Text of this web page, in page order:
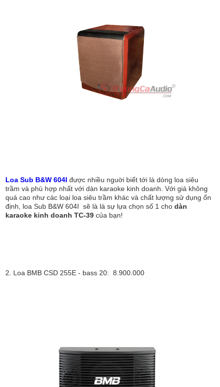
Loa Sub B&W 604I được nhiều nguời biết tới là dòng loa siêu
trầm và phù hợp nhất với dàn karaoke kinh doanh. Với giá không
quá cao như các loại loa siêu trầm khác và chất lượng sử dụng ổn
định, loa Sub B&W 604I sẽ là là sự lựa chọn số 1 chodàn
karaoke kinh doanh TC-39của bạn!
2. Loa BMB CSD 255E - bass 20: 8.900.000